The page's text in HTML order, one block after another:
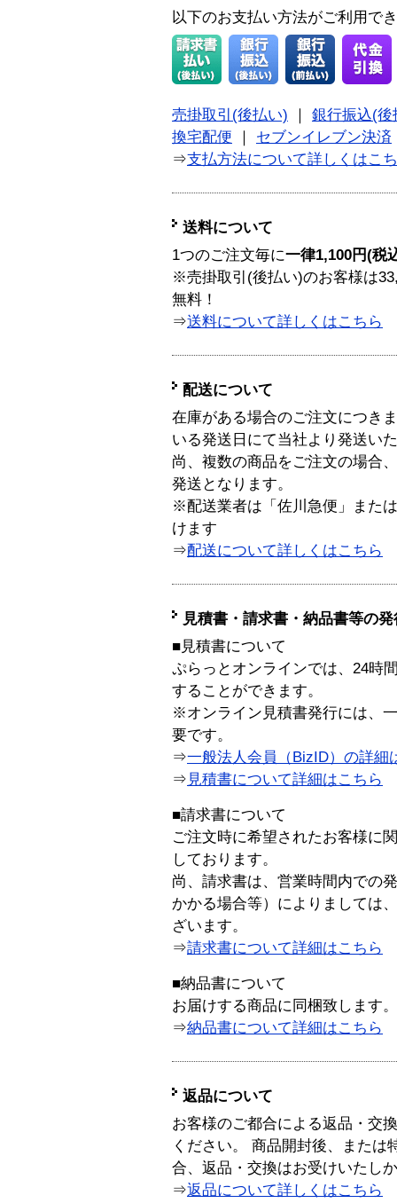
以下のお支払い方法がご利用で
売掛取引(後払い)
銀行振込(後
換宅配便
セブンイレブン決済
⇒支払方法について詳しくはこ
送料について
1つのご注文毎に一律1,100円(税
※売掛取引(後払い)のお客様は
無料！
⇒送料について詳しくはこちら
配送について
在庫がある場合のご注文につき
いる発送日にて当社より発送い
尚、複数の商品をご注文の場合
発送となります。
※配送業者は「佐川急便」また
けます
⇒配送について詳しくはこちら
見積書・請求書・納品書等の
■見積書について
ぷらっとオンラインでは、24時
することができます。
※オンライン見積書発行には、
要です。
⇒一般法人会員（BizID）の詳細
⇒ 見積書について詳細はこちら
■請求書について
ご注文時に希望されたお客様に
しております。
尚、請求書は、営業時間内での
かかる場合等）によりましては
ざいます。
⇒請求書について詳細はこちら
■納品書について
お届けする商品に同梱致します。
⇒納品書について詳細はこちら
返品について
お客様のご都合による返品・交
ください。 商品開封後、または
合、返品・交換はお受けいたし
⇒返品について詳しくはこちら